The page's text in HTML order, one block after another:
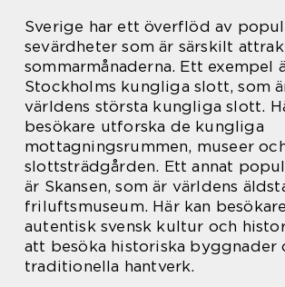
Sverige har ett överflöd av
sevärdheter som är särskilt
sommarmånaderna. Ett exempel
Stockholms kungliga slott, som
världens största kungliga slott.
besökare utforska de kungliga
mottagningsrummen, museer
slottsträdgården. Ett annat
är Skansen, som är världens
friluftsmuseum. Här kan
autentisk svensk kultur och
att besöka historiska byggnader
traditionella hantverk.